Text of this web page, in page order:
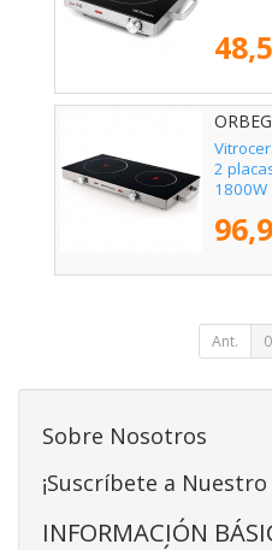
2
1800W
Ant.
Sobre Nosotros
¡Suscríbete a
INFORMACIÓN